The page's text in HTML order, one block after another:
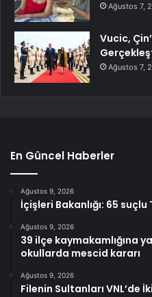
Ağustos 7,
Vucic,
Ağustos 7,
En Güncel Haberler
Ağustos 9, 2026
İçişleri Bakanlığı: 65
Ağustos 9, 2026
39 ilçe kaymakamlığına
okullarda mescid kararı
Ağustos 9, 2026
Filenin Sultanları VNL’de